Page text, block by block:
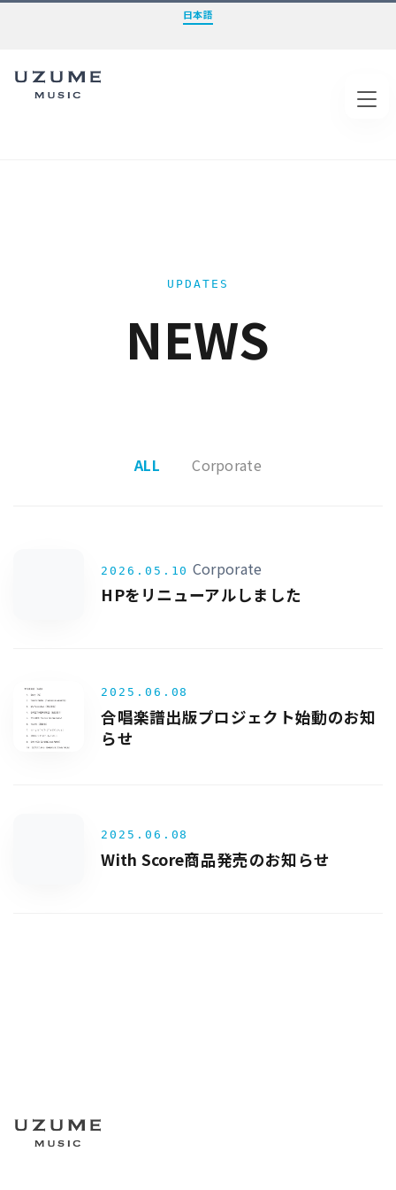
日本語
UPDATES
NEWS
ALL Corporate
2026.05.10 Corporate
HPをリニューアルしました
2025.06.08
合唱楽譜出版プロジェクト始動のお知
らせ
2025.06.08
With Score商品発売のお知らせ